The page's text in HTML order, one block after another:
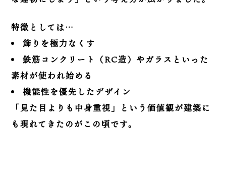
特徴としては…
飾りを極力なくす
鉄筋コンクリート（RC造）やガラスといった
素材が使われ始める
機能性を優先したデザイン
「見た目よりも中身重視」という価値観が建築に
も現れてきたのがこの頃です。